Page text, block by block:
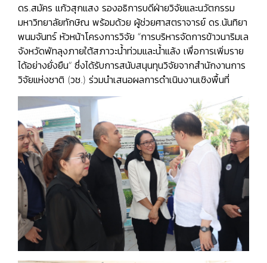
ดร.สมัคร แก้วสุกแสง รองอธิการบดีฝ่ายวิจัยและนวัตกรรม
มหาวิทยาลัยทักษิณ พร้อมด้วย ผู้ช่วยศาสตราจารย์ ดร.นันทิยา
พนมจันทร์ หัวหน้าโครงการวิจัย “การบริหารจัดการข้าวนาริมเล
จังหวัดพัทลุงภายใต้สภาวะน้ำท่วมและน้ำแล้ง เพื่อการเพิ่มราย
ได้อย่างยั่งยืน” ซึ่งได้รับการสนับสนุนทุนวิจัยจากสำนักงานการ
วิจัยแห่งชาติ (วช.) ร่วมนำเสนอผลการดำเนินงานเชิงพื้นที่